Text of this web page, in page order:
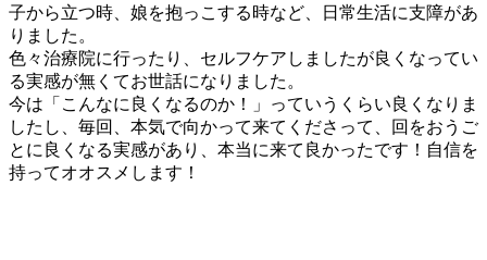
子から立つ時、娘を抱っこする時など、日常生活に支障があ
りました。
色々治療院に行ったり、セルフケアしましたが良くなってい
る実感が無くてお世話になりました。
今は「こんなに良くなるのか！」っていうくらい良くなりま
したし、毎回、本気で向かって来てくださって、回をおうご
とに良くなる実感があり、本当に来て良かったです！自信を
持ってオオスメします！